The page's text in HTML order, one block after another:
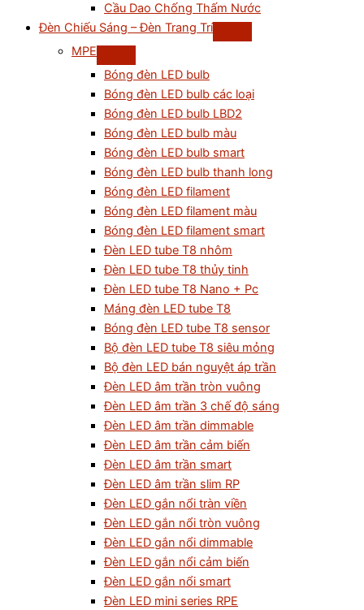
Cầu Dao Chống Thấm Nước
Đèn Chiếu Sáng – Đèn Trang Trí
MPE
Bóng đèn LED bulb
Bóng đèn LED bulb các loại
Bóng đèn LED bulb LBD2
Bóng đèn LED bulb màu
Bóng đèn LED bulb smart
Bóng đèn LED bulb thanh long
Bóng đèn LED filament
Bóng đèn LED filament màu
Bóng đèn LED filament smart
Đèn LED tube T8 nhôm
Đèn LED tube T8 thủy tinh
Đèn LED tube T8 Nano + Pc
Máng đèn LED tube T8
Bóng đèn LED tube T8 sensor
Bộ đèn LED tube T8 siêu mỏng
Bộ đèn LED bán nguyệt áp trần
Đèn LED âm trần tròn vuông
Đèn LED âm trần 3 chế độ sáng
Đèn LED âm trần dimmable
Đèn LED âm trần cảm biến
Đèn LED âm trần smart
Đèn LED âm trần slim RP
Đèn LED gắn nổi tràn viền
Đèn LED gắn nổi tròn vuông
Đèn LED gắn nổi dimmable
Đèn LED gắn nổi cảm biến
Đèn LED gắn nổi smart
Đèn LED mini series RPE